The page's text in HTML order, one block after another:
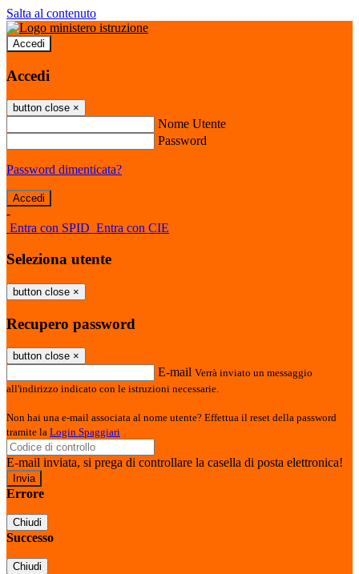
Salta al contenuto
Accedi
Accedi
button close ×
Nome Utente
Password
Password dimenticata?
-
Entra con SPID Entra con CIE
Seleziona utente
button close ×
Recupero password
button close ×
E-mail Verrà inviato un messaggio
all'indirizzo indicato con le istruzioni necessarie.
Non hai una e-mail associata al nome utente? Effettua il reset della password
tramite la Login Spaggiari
E-mail inviata, si prega di controllare la casella di posta elettronica!
Errore
Chiudi
Successo
Chiudi